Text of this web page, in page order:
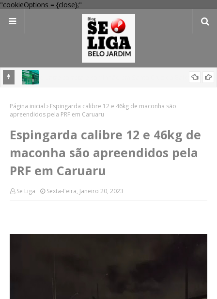
"cookieOptions = {close};"
compras
Página inicial
Espingarda calibre 12 e 46kg de maconha são
apreendidos pela PRF em Caruaru
Espingarda calibre 12 e 46kg de
maconha são apreendidos pela
PRF em Caruaru
Se Liga Sexta-Feira, Janeiro 20, 2023